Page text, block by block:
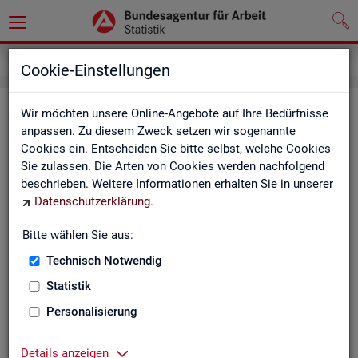
Cookie-Einstellungen
Wir möchten unsere Online-Angebote auf Ihre Bedürfnisse
anpassen. Zu diesem Zweck setzen wir sogenannte
Cookies ein. Entscheiden Sie bitte selbst, welche Cookies
Sie zulassen. Die Arten von Cookies werden nachfolgend
beschrieben. Weitere Informationen erhalten Sie in unserer
Datenschutzerklärung.
Bitte wählen Sie aus:
Technisch Notwendig
Statistik
Personalisierung
Details anzeigen
Kon­takt
Nut­zen Sie die Mög­lich­keit mit uns in Kon­takt zu tre­ten!
Sie haben Fra­gen zum An­ge­bot?
Sie be­nö­ti­gen auf Ihre Fra­ge­stel­lung zu­ge­schnit­te­ne Son­der­
Ihr Sta­tis­tik-Ser­vice hilft Ihnen wei­ter!
Zen­tra­ler Sta­tis­tik-Ser­vice